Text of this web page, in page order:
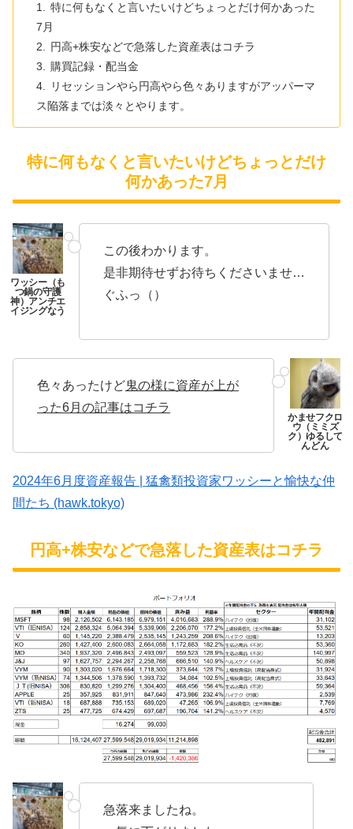
特に何もなくと言いたいけどちょっとだけ何かあった
7月
円高+株安などで急落した資産表はコチラ
購買記録・配当金
リセッションやら円高やら色々ありますがアッパーマ
ス陥落までは淡々とやります。
特に何もなくと言いたいけどちょっとだけ
何かあった7月
この後わかります。
是非期待せずお待ちくださいませ…
ぐふっ（）
色々あったけど鬼の様に資産が上が
った6月の記事はコチラ
2024年6月度資産報告 | 猛禽類投資家ワッシーと愉快な仲
間たち (hawk.tokyo)
円高+株安などで急落した資産表はコチラ
急落来ましたね。